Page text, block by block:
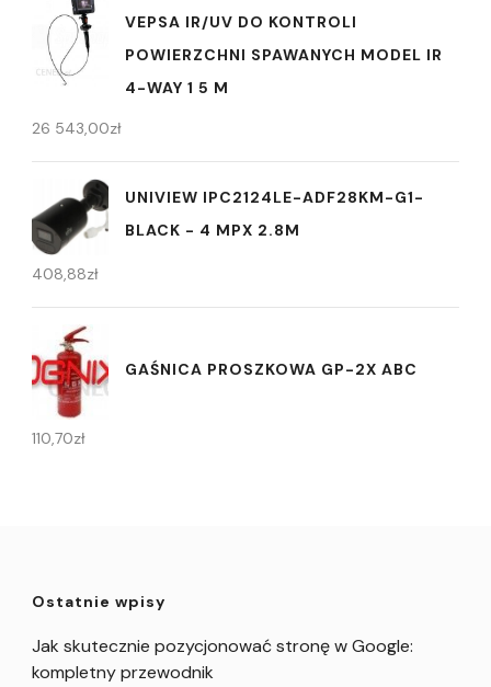
VEPSA IR/UV DO KONTROLI
POWIERZCHNI SPAWANYCH MODEL IR
4-WAY 1 5 M
26 543,00zł
UNIVIEW IPC2124LE-ADF28KM-G1-
BLACK - 4 MPX 2.8M
408,88zł
GAŚNICA PROSZKOWA GP-2X ABC
110,70zł
Ostatnie wpisy
Jak skutecznie pozycjonować stronę w Google:
kompletny przewodnik